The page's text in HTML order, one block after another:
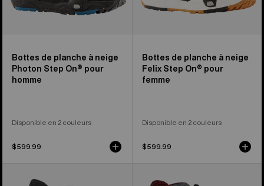
pour
Bottes de planche à neige
Photon Step On® pour
homme
Disponible en 2 couleurs
$599.99
pour
Bottes de planche à neige
Felix Step On® pour
femme
Disponible en 2 couleurs
$599.99